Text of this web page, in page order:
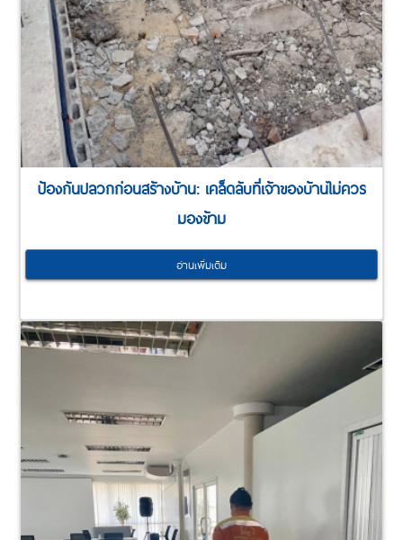
ป้องกันปลวกก่อนสร้างบ้าน: เคล็ดลับที่เจ้าของบ้านไม่ควร
มองข้าม
อ่านเพิ่มเติม